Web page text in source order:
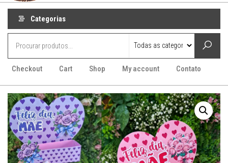
Digitais
Categorias
Checkout Cart Shop My account Contato